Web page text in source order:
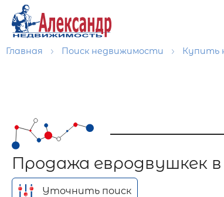
Главная Поиск недвижимости Купить
Продажа евродвушкек
Уточнить поиск